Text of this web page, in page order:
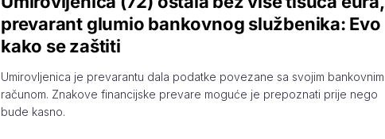
prevarant glumio bankovnog službenika: Evo
kako se zaštiti
Umirovljenica je prevarantu dala podatke povezane sa svojim bankovnim
računom. Znakove financijske prevare moguće je prepoznati prije nego
bude kasno.